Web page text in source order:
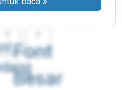
Font
Besar